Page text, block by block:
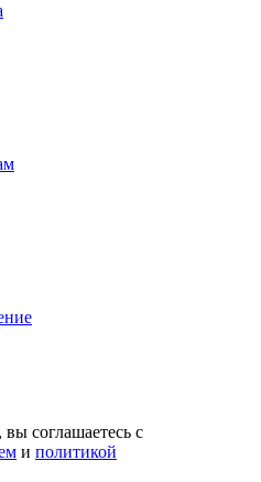
соглашаетесь с
и политикой